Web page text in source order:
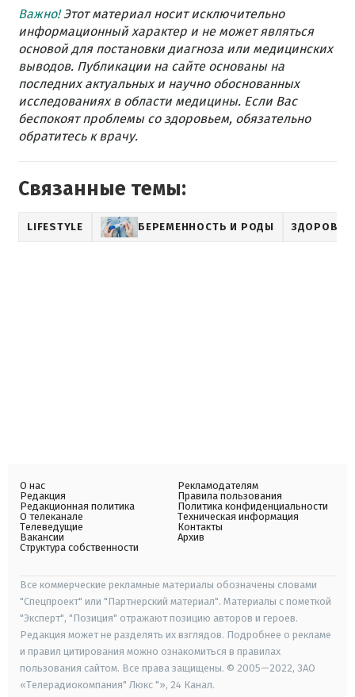
Важно!Этот материал носит исключительно
информационный характер и не может являться
основой для постановки диагноза или медицинских
выводов. Публикации на сайте основаны на
последних актуальных и научно обоснованных
исследованиях в области медицины. Если Вас
беспокоят проблемы со здоровьем, обязательно
обратитесь к врачу.
Связанные темы:
LIFESTYLE БЕРЕМЕННОСТЬ И РОДЫ ЗДОРОВЬЕ
О нас
Редакция
Редакционная политика
О телеканале
Телеведущие
Вакансии
Структура собственности
Рекламодателям
Правила пользования
Политика конфиденциальности
Техническая информация
Контакты
Архив
Все коммерческие рекламные материалы обозначены словами
"Спецпроект" или "Партнерский материал". Материалы с пометкой
"Эксперт", "Позиция" отражают позицию авторов и героев.
Редакция может не разделять их взглядов. Подробнее о рекламе
и правил цитирования можно ознакомиться в правилах
пользования сайтом. Все права защищены. © 2005—2022, ЗАО
«Телерадиокомпания" Люкс "», 24 Канал.